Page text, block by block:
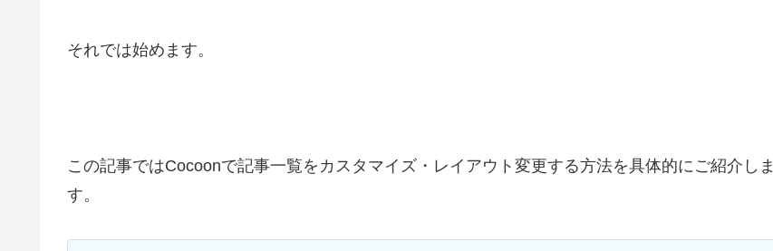
それでは始めます。
この記事ではCocoonで記事一覧をカスタマイズ・レイアウト変更する方法を具体的にご紹介しま
す。